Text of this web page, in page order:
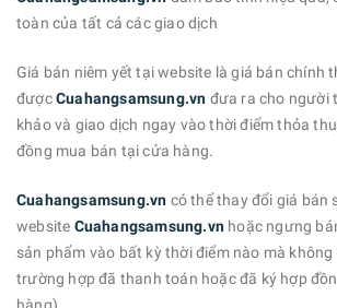
toàn của tất cả các giao dịch
Giá bán niêm yết tại website là giá bán chính
được Cuahangsamsung.vn đưa ra cho người
khảo và giao dịch ngay vào thời điểm thỏa
đồng mua bán tại cửa hàng.
Cuahangsamsung.vn có thể thay đổi giá bán
website Cuahangsamsung.vn hoặc ngưng
sản phẩm vào bất kỳ thời điểm nào mà
trường hợp đã thanh toán hoặc đã ký hợp